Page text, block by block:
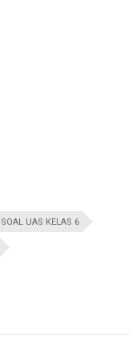
UAS KELAS 6